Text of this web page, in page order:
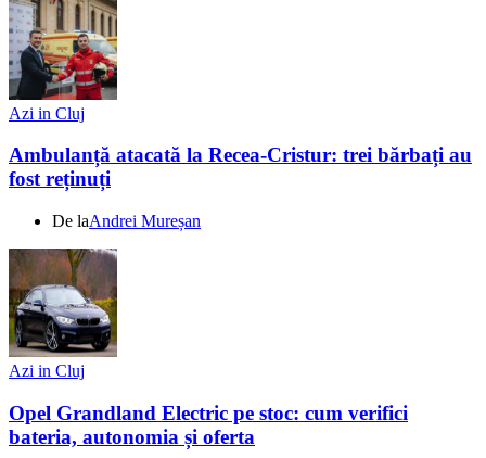
Azi in Cluj
Ambulanță atacată la Recea-Cristur: trei bărbați au
fost reținuți
De laAndrei Mureșan
Azi in Cluj
Opel Grandland Electric pe stoc: cum verifici
bateria, autonomia și oferta